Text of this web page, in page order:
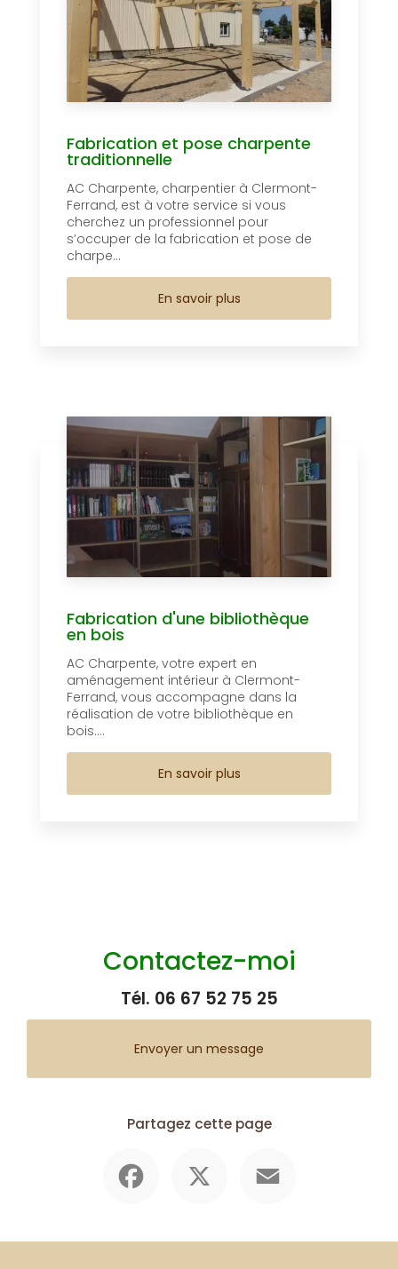
Fabrication et pose charpente
traditionnelle
AC Charpente, charpentier à Clermont-
Ferrand, est à votre service si vous
cherchez un professionnel pour
s’occuper de la fabrication et pose de
charpe...
En savoir plus
Fabrication d'une bibliothèque
en bois
AC Charpente, votre expert en
aménagement intérieur à Clermont-
Ferrand, vous accompagne dans la
réalisation de votre bibliothèque en
bois....
En savoir plus
Contactez-moi
Tél. 06 67 52 75 25
Envoyer un message
Partagez cette page